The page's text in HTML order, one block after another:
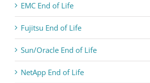
EMC End of Life
Fujitsu End of Life
Sun/Oracle End of Life
NetApp End of Life